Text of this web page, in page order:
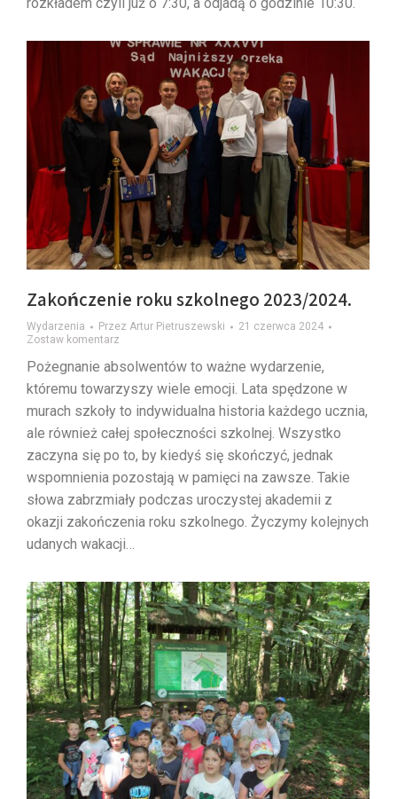
Zakończenie roku szkolnego 2023/2024.
Wydarzenia Przez Artur Pietruszewski
21 czerwca 2024
Zostaw komentarz
Pożegnanie absolwentów to ważne wydarzenie,
któremu towarzyszy wiele emocji. Lata spędzone w
murach szkoły to indywidualna historia każdego ucznia,
ale również całej społeczności szkolnej. Wszystko
zaczyna się po to, by kiedyś się skończyć, jednak
wspomnienia pozostają w pamięci na zawsze. Takie
słowa zabrzmiały podczas uroczystej akademii z
okazji zakończenia roku szkolnego. Życzymy kolejnych
udanych wakacji…